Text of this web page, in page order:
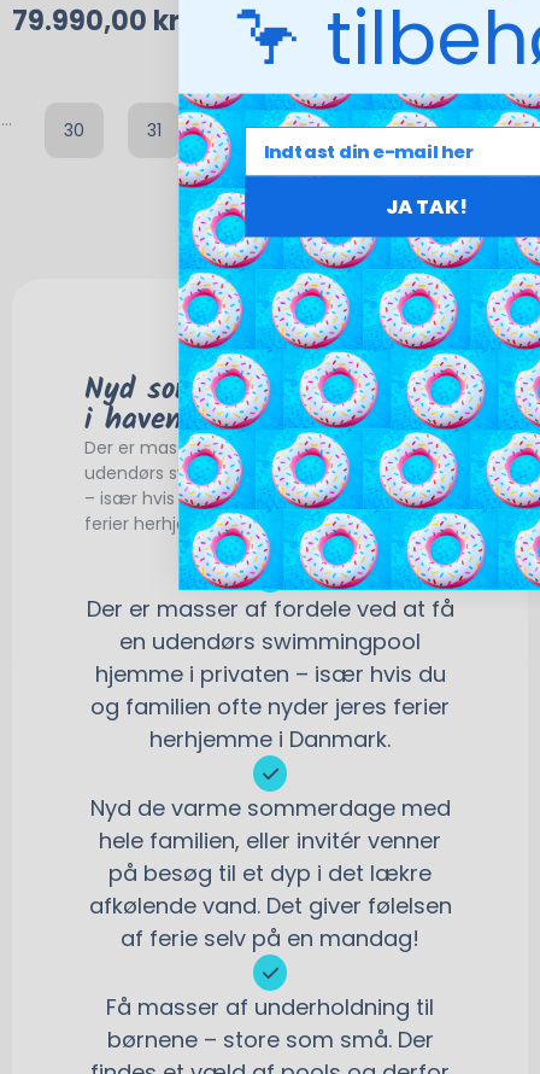
79.990,00 kr.
… 30 31 32 33 34 35
Nyd sommeren med en pool
i haven
Der er masser af fordele ved at få en
udendørs swimmingpool hjemme i privaten
– især hvis du og familien ofte nyder jeres
ferier herhjemme i Danmark.
Der er masser af fordele ved at få
en udendørs swimmingpool
hjemme i privaten – især hvis du
og familien ofte nyder jeres ferier
herhjemme i Danmark.
Nyd de varme sommerdage med
hele familien, eller invitér venner
på besøg til et dyp i det lækre
afkølende vand. Det giver følelsen
af ferie selv på en mandag!
Få masser af underholdning til
børnene – store som små. Der
🦩
JA TAK!